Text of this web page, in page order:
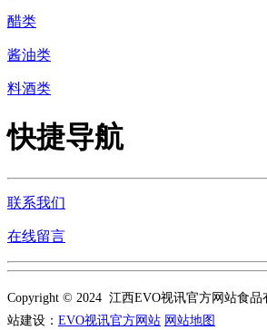
醋类
酱油类
料酒类
快捷导航
联系我们
在线留言
Copyright © 2024 江西EVO视讯官方网站食
站建设： EVO视讯官方网站 网站地图